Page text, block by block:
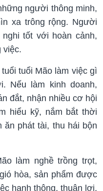
người thông minh,
xa trông rộng. Người
tốt với hoàn cảnh,
việc.
tuổi Mão làm việc gì
Nếu làm kinh doanh,
đắt, nhận nhiều cơ hội
hiểu kỹ, nắm bắt thời
ăn phát tài, thu hái bộn
làm nghề trồng trọt,
hòa, sản phẩm được
hanh thông, thuận lợi,